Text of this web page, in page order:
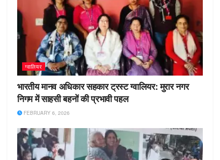
ग्वालियर
भारतीय मानव अधिकार सहकार ट्रस्ट ग्वालियर: मुरार नगर
निगम में साहसी बहनों की प्रभावी पहल
FEBRUARY 6, 2026